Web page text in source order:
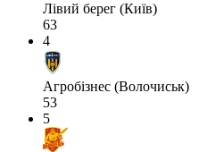
Лівий берег (Київ)
63
4
Агробізнес (Волочиськ)
53
5